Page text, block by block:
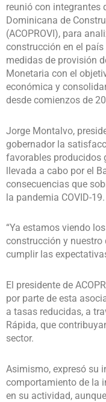
reunió con integrantes
Dominicana de
(ACOPROVI), para
construcción en el
medidas de provisión
Monetaria con el
económica y
desde comienzos de
Jorge Montalvo,
gobernador la
favorables producidos
llevada a cabo por el
consecuencias que
la pandemia COVID-19.
“Ya estamos viendo
construcción y nuestro
cumplir las
El presidente de
por parte de esta
a tasas reducidas, a
Rápida, que
sector.
Asimismo, expresó su
comportamiento de la
en su actividad,